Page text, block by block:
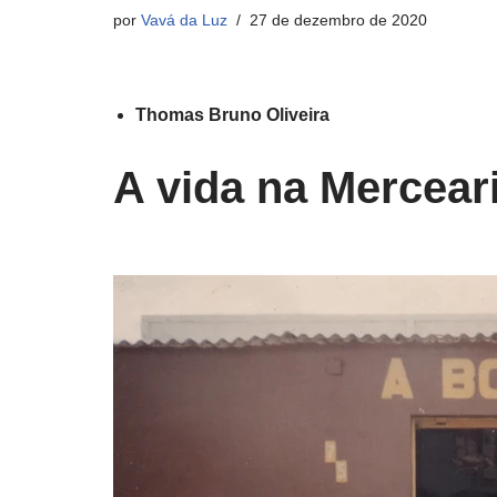
por Vavá da Luz 27 de dezembro de 2020
Thomas Bruno Oliveira
A vida na